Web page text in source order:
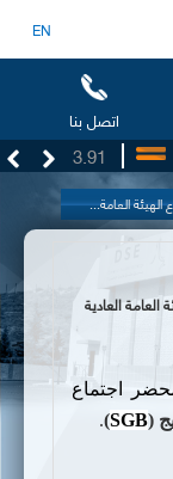
EN
اتصل بنا
3.91
UG
العامة...
العادية
اجتماع
(
SGB
)
.